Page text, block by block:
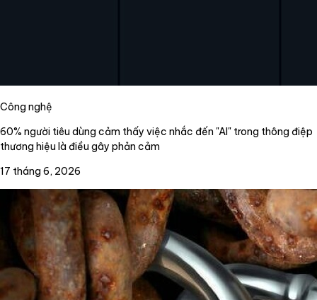
Công nghệ
60% người tiêu dùng cảm thấy việc nhắc đến "AI" trong thông điệp
thương hiệu là điều gây phản cảm
17 tháng 6, 2026